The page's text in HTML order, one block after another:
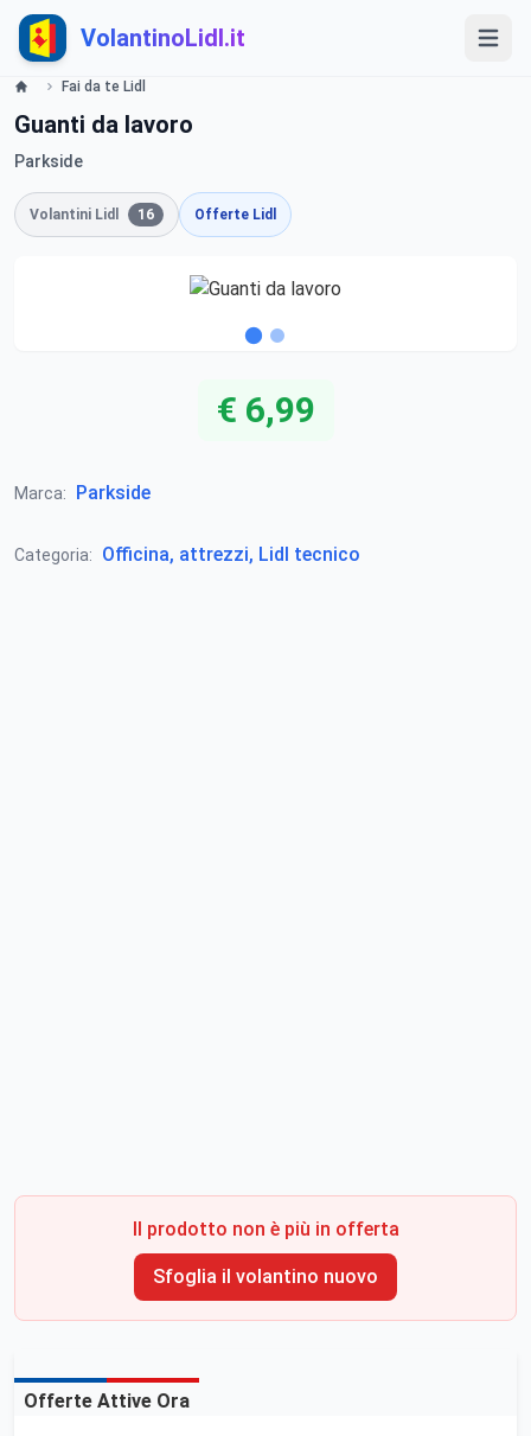
VolantinoLidl.it
Fai da te Lidl
Guanti da lavoro
Parkside
Volantini Lidl 16 Offerte Lidl
€ 6,99
Marca: Parkside
Categoria: Officina, attrezzi, Lidl tecnico
Il prodotto non è più in offerta
Sfoglia il volantino nuovo
Offerte Attive Ora